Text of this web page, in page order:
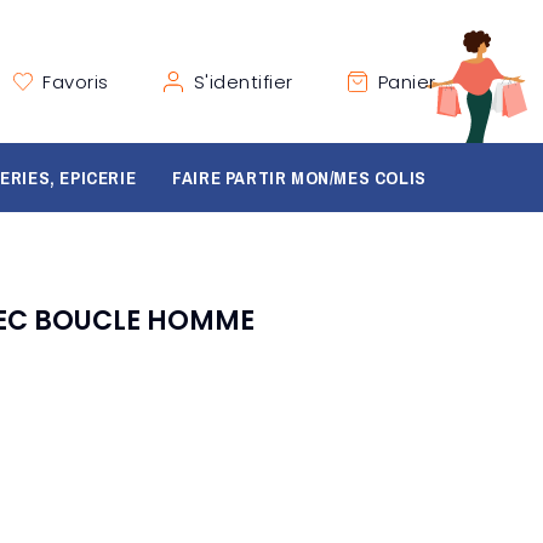
S'identifier
Favoris Panier
EPICERIE FAIRE PARTIR MON/MES COLIS
BOUCLE HOMME